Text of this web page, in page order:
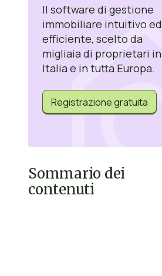
Il software di gestione
immobiliare intuitivo ed
efficiente, scelto da
migliaia di proprietari in
Italia e in tutta Europa.
Registrazione gratuita
Sommario dei
contenuti